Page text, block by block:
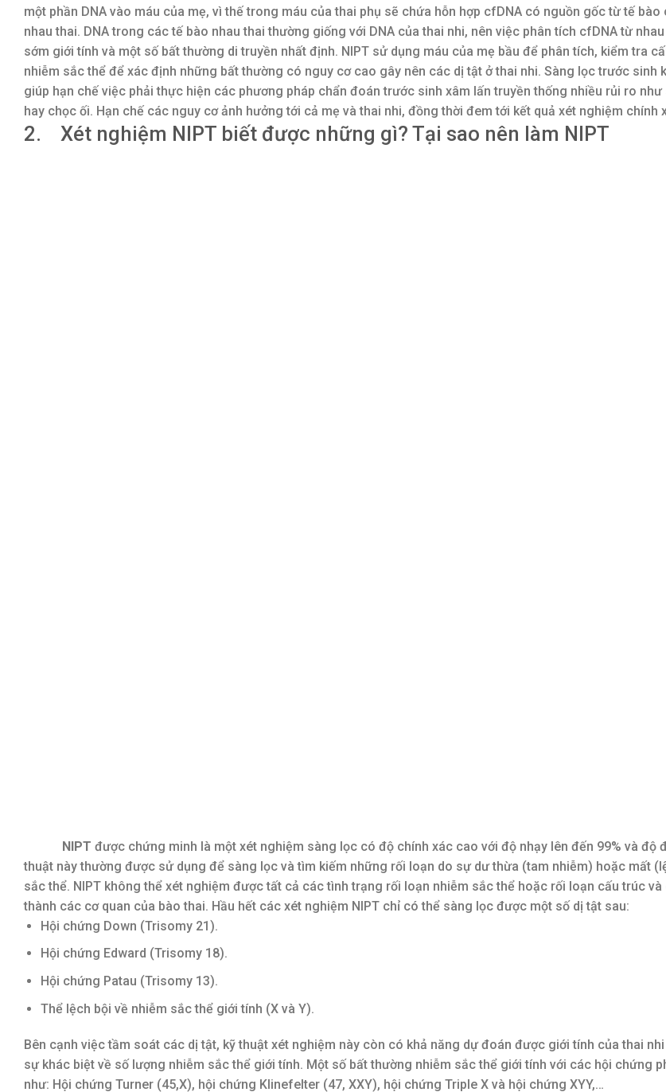
một phần DNA vào máu của mẹ, vì thế trong máu của thai phụ sẽ chứa hỗn hợp cfDNA có nguồn gốc từ tế bào
nhau thai. DNA trong các tế bào nhau thai thường giống với DNA của thai nhi, nên việc phân tích cfDNA từ
sớm giới tính và một số bất thường di truyền nhất định. NIPT sử dụng máu của mẹ bầu để phân tích, kiểm tra
nhiễm sắc thể để xác định những bất thường có nguy cơ cao gây nên các dị tật ở thai nhi. Sàng lọc trước sinh
giúp hạn chế việc phải thực hiện các phương pháp chẩn đoán trước sinh xâm lấn truyền thống nhiều rủi ro như
hay chọc ối. Hạn chế các nguy cơ ảnh hưởng tới cả mẹ và thai nhi, đồng thời đem tới kết quả xét nghiệm chính
2. Xét nghiệm NIPT biết được những gì? Tại sao nên làm NIPT
NIPT được chứng minh là một xét nghiệm sàng lọc có độ chính xác cao với độ nhạy lên đến 99% và độ
thuật này thường được sử dụng để sàng lọc và tìm kiếm những rối loạn do sự dư thừa (tam nhiễm) hoặc mất
sắc thể. NIPT không thể xét nghiệm được tất cả các tình trạng rối loạn nhiễm sắc thể hoặc rối loạn cấu trúc
thành các cơ quan của bào thai. Hầu hết các xét nghiệm NIPT chỉ có thể sàng lọc được một số dị tật sau:
Hội chứng Down (Trisomy 21).
Hội chứng Edward (Trisomy 18).
Hội chứng Patau (Trisomy 13).
Thể lệch bội về nhiễm sắc thể giới tính (X và Y).
Bên cạnh việc tầm soát các dị tật, kỹ thuật xét nghiệm này còn có khả năng dự đoán được giới tính của thai
sự khác biệt về số lượng nhiễm sắc thể giới tính. Một số bất thường nhiễm sắc thể giới tính với các hội chứng
như: Hội chứng Turner (45,X), hội chứng Klinefelter (47, XXY), hội chứng Triple X và hội chứng XYY,…